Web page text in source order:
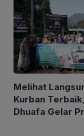
Sakura
Melihat
Kurban
Dhuafa Gelar